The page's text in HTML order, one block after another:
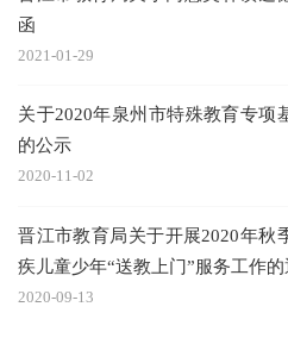
函
2021-01-29
关于2020年泉州市特殊教育专项
的公示
2020-11-02
晋江市教育局关于开展2020年秋
疾儿童少年“送教上门”服务工作的
2020-09-13